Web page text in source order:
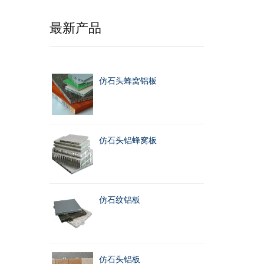
最新产品
仿石头蜂窝铝板
仿石头铝蜂窝板
仿石纹铝板
仿石头铝板